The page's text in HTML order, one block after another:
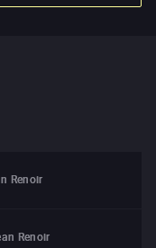
Renoir
Renoir